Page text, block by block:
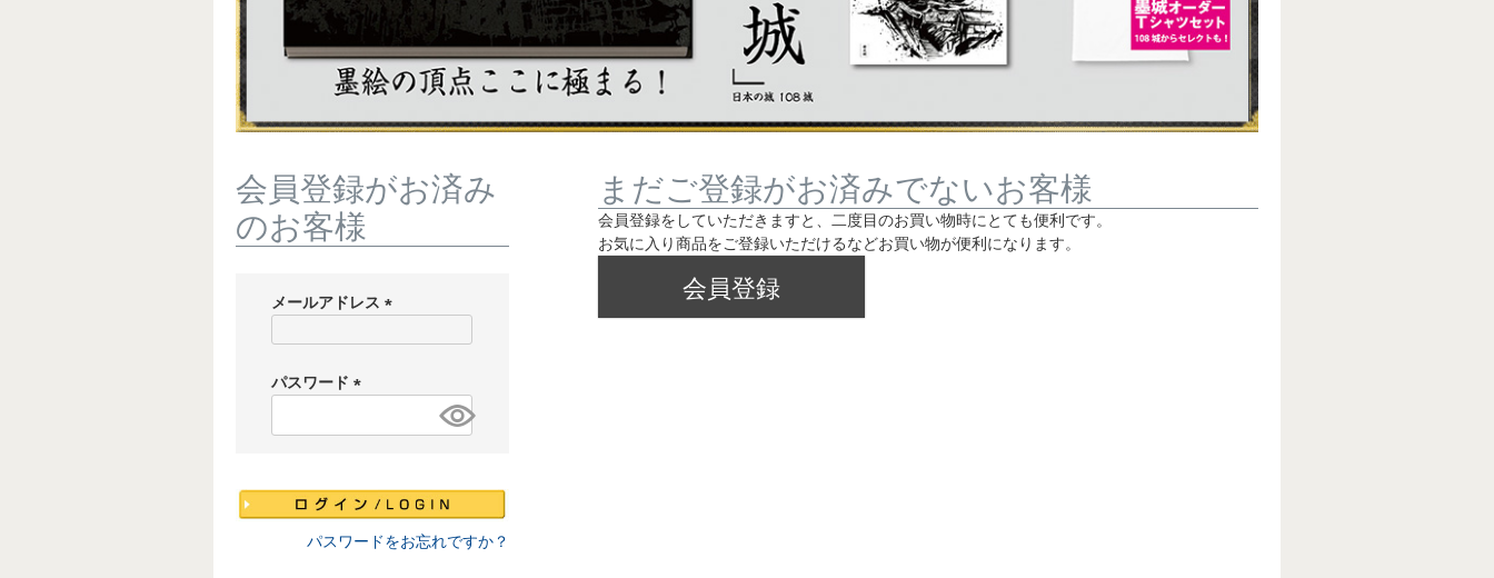
会員登録がお済み
のお客様
メールアドレス
)
パスワード
必
パスワードをお忘れですか？
まだご登録がお済みでないお客様
会員登録をしていただきますと、二度目のお買い物時にとても便利です。
お気に入り商品をご登録いただけるなどお買い物が便利になります。
会員登録